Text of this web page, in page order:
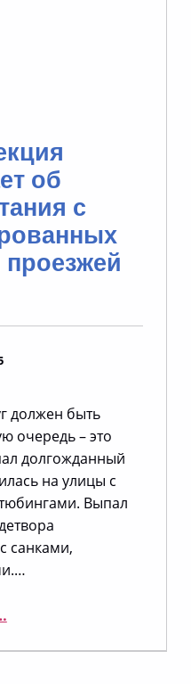
об
с
проезжей
должен быть
очередь – это
долгожданный
на улицы с
Выпал
санками,
предупреждает об опасности катания с несанкционированных горок вблизи проезжей части”